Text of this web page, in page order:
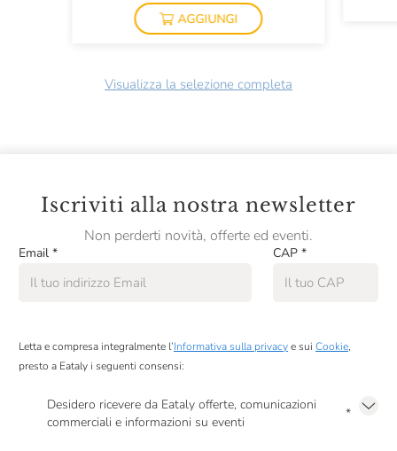
AGGIUNGI
Visualizza la selezione completa
Iscriviti alla nostra newsletter
Non perderti novità, offerte ed eventi.
Email * CAP *
Letta e compresa integralmente l’Informativa sulla privacye sui Cookie,
presto a Eataly i seguenti consensi:
Desidero ricevere da Eataly offerte, comunicazioni
commerciali e informazioni su eventi
*